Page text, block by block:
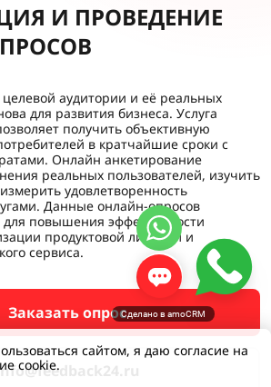
И ПРОВЕДЕНИЕ
аудитории и её реальных
для развития бизнеса. Услуга
получить объективную
в кратчайшие сроки с
Онлайн анкетирование
реальных пользователей, изучить
удовлетворенность
Данные онлайн-опросов
для повышения эффективности
продуктовой линейки и
сервиса.
Заказать опрос
сайтом, я даю согласие на
cookie.
Сделано в amoCRM